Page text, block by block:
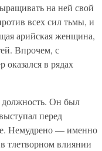
на ней свой
всех сил тьмы, и
арийская женщина,
Впрочем, с
в рядах
должность. Он был
перед
Немудрено — именно
тлетворном влиянии